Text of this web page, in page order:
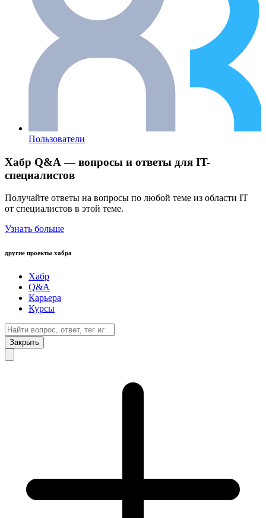
Пользователи
Хабр Q&A — вопросы и ответы для IT-
специалистов
Получайте ответы на вопросы по любой теме из области IT
от специалистов в этой теме.
Узнать больше
другие проекты хабра
Хабр
Q&A
Карьера
Курсы
Закрыть